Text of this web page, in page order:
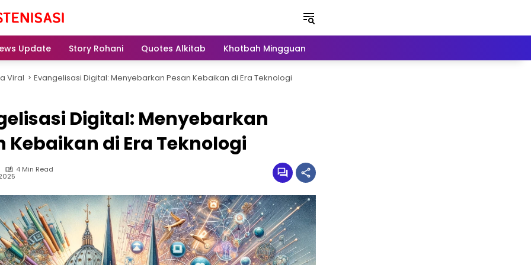
Update Story Rohani Quotes Alkitab Khotbah Mingguan
Viral Evangelisasi Digital: Menyebarkan Pesan Kebaikan di Era Teknologi
Digital: Menyebarkan
Kebaikan di Era Teknologi
4 Min Read